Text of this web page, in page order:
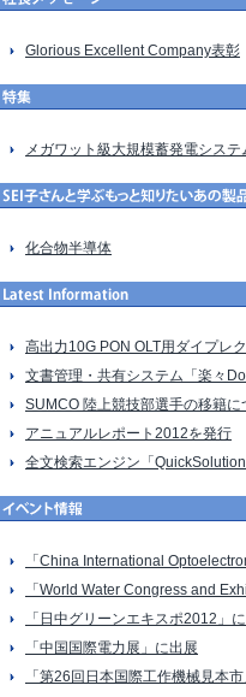
Glorious Excellent Company表彰
メガワット級大規模蓄発電システ
化合物半導体
高出力10G PON OLT用ダイプレ
文書管理・共有システム「楽々
SUMCO 陸上競技部選手の移籍に
アニュアルレポート2012を発行
全文検索エンジン「
「China International
「World Water Congress and
「日中グリーンエキスポ2012」
「中国国際電力展」に出展
「第26回日本国際工作機械見本